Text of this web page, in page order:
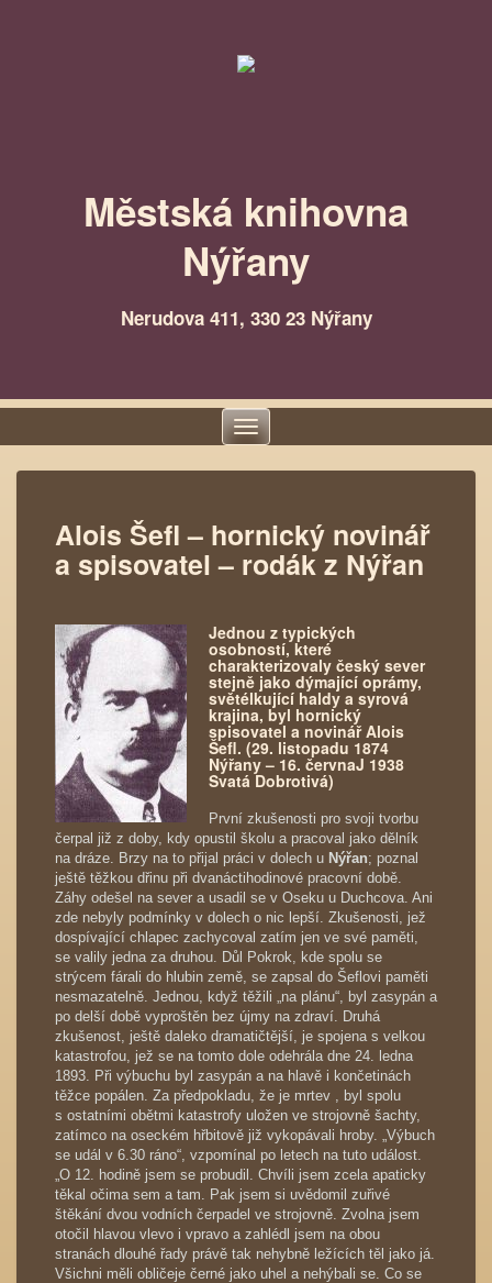
Městská knihovna
Nýřany
Nerudova 411, 330 23 Nýřany
Toggle
navigation
Alois Šefl – hornický novinář
a spisovatel – rodák z Nýřan
Jednou z typických
osobností, které
charakterizovaly český sever
stejně jako dýmající oprámy,
světélkující haldy a syrová
krajina, byl hornický
spisovatel a novinář Alois
Šefl. (29. listopadu 1874
Nýřany – 16. červnaJ 1938
Svatá Dobrotivá)
První zkušenosti pro svoji tvorbu
čerpal již z doby, kdy opustil školu a pracoval jako dělník
na dráze. Brzy na to přijal práci v dolech u Nýřan; poznal
ještě těžkou dřinu při dvanáctihodinové pracovní době.
Záhy odešel na sever a usadil se v Oseku u Duchcova. Ani
zde nebyly podmínky v dolech o nic lepší. Zkušenosti, jež
dospívající chlapec zachycoval zatím jen ve své paměti,
se valily jedna za druhou. Důl Pokrok, kde spolu se
strýcem fárali do hlubin země, se zapsal do Šeflovi paměti
nesmazatelně. Jednou, když těžili „na plánu“, byl zasypán a
po delší době vyproštěn bez újmy na zdraví. Druhá
zkušenost, ještě daleko dramatičtější, je spojena s velkou
katastrofou, jež se na tomto dole odehrála dne 24. ledna
1893. Při výbuchu byl zasypán a na hlavě i končetinách
těžce popálen. Za předpokladu, že je mrtev , byl spolu
s ostatními obětmi katastrofy uložen ve strojovně šachty,
zatímco na oseckém hřbitově již vykopávali hroby. „Výbuch
se udál v 6.30 ráno“, vzpomínal po letech na tuto událost.
„O 12. hodině jsem se probudil. Chvíli jsem zcela apaticky
těkal očima sem a tam. Pak jsem si uvědomil zuřivé
štěkání dvou vodních čerpadel ve strojovně. Zvolna jsem
otočil hlavou vlevo i vpravo a zahlédl jsem na obou
stranách dlouhé řady právě tak nehybně ležících těl jako já.
Všichni měli obličeje černé jako uhel a nehýbali se. Co se